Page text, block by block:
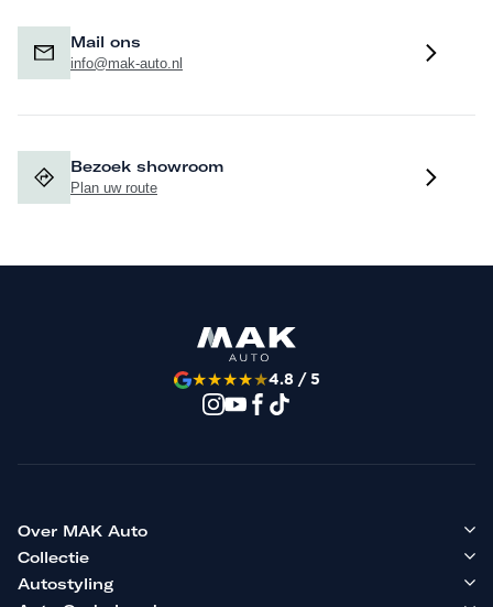
Mail ons
info@mak-auto.nl
Bezoek showroom
Plan uw route
★★★★★4.8 / 5
Over MAK Auto
Collectie
Autostyling